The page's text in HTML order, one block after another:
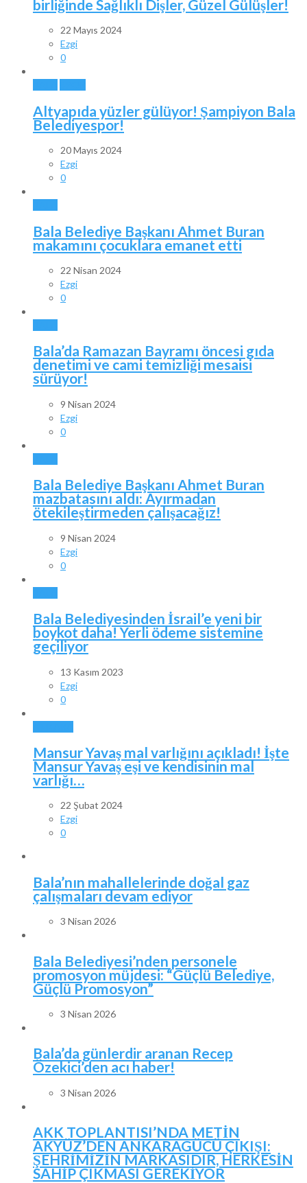
birliğinde Sağlıklı Dişler, Güzel Gülüşler!
22 Mayıs 2024
Ezgi
0
Altyapıda yüzler gülüyor! Şampiyon Bala
Belediyespor!
20 Mayıs 2024
Ezgi
0
Bala Belediye Başkanı Ahmet Buran
makamını çocuklara emanet etti
22 Nisan 2024
Ezgi
0
Bala’da Ramazan Bayramı öncesi gıda
denetimi ve cami temizliği mesaisi
sürüyor!
9 Nisan 2024
Ezgi
0
Bala Belediye Başkanı Ahmet Buran
mazbatasını aldı: Ayırmadan
ötekileştirmeden çalışacağız!
9 Nisan 2024
Ezgi
0
Bala Belediyesinden İsrail’e yeni bir
boykot daha! Yerli ödeme sistemine
geçiliyor
13 Kasım 2023
Ezgi
0
Mansur Yavaş mal varlığını açıkladı! İşte
Mansur Yavaş eşi ve kendisinin mal
varlığı…
22 Şubat 2024
Ezgi
0
Bala’nın mahallelerinde doğal gaz
çalışmaları devam ediyor
3 Nisan 2026
Bala Belediyesi’nden personele
promosyon müjdesi: “Güçlü Belediye,
Güçlü Promosyon”
3 Nisan 2026
Bala’da günlerdir aranan Recep
Özekici’den acı haber!
3 Nisan 2026
AKK TOPLANTISI’NDA METİN
AKYÜZ’DEN ANKARAGÜCÜ ÇIKIŞI:
ŞEHRİMİZİN MARKASIDIR, HERKESİN
SAHİP ÇIKMASI GEREKİYOR